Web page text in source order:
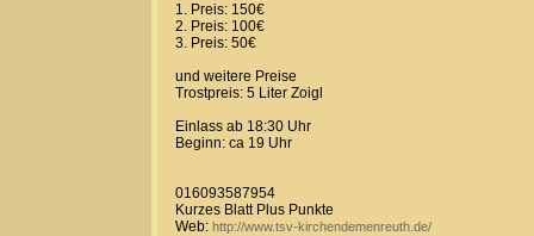
1. Preis: 150€
2. Preis: 100€
3. Preis: 50€
und weitere Preise
Trostpreis: 5 Liter Zoigl
Einlass ab 18:30 Uhr
Beginn: ca 19 Uhr
016093587954
Kurzes Blatt Plus Punkte
Web: http://www.tsv-kirchendemenreuth.de/